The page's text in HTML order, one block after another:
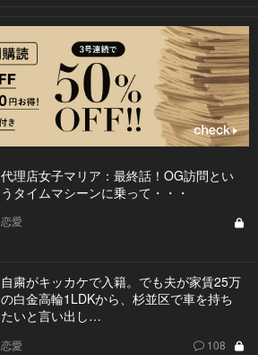
代理店女子マリア：最終話！OG訪問とい
うタイムマシーンに乗って・・・
恋愛
自粛がキッカケで入籍。でも夫が家賃25万
の白金高輪1LDKから、杉並区で車を持ち
たいと言い出し…
恋愛 108